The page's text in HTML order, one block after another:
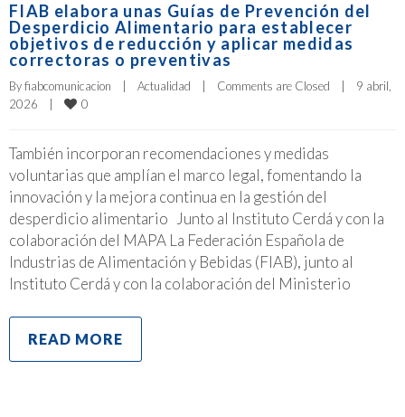
FIAB elabora unas Guías de Prevención del
Desperdicio Alimentario para establecer
objetivos de reducción y aplicar medidas
correctoras o preventivas
By fiabcomunicacion Actualidad Comments are Closed
9 abril,
2026
0
También incorporan recomendaciones y medidas
voluntarias que amplían el marco legal, fomentando la
innovación y la mejora continua en la gestión del
desperdicio alimentario Junto al Instituto Cerdá y con la
colaboración del MAPA La Federación Española de
Industrias de Alimentación y Bebidas (FIAB), junto al
Instituto Cerdá y con la colaboración del Ministerio
READ MORE